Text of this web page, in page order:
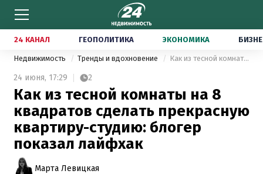
24 КАНАЛ ГЕОПОЛИТИКА ЭКОНОМИКА
Недвижимость Тренды и вдохновение Как из тесной комнаты на 8 квадратов сделать прекрасную квартиру-студию: блогер показал лайфхак
24 июня, 17:29 2
Как из тесной комнаты на 8
квадратов сделать прекрасную
квартиру-студию: блогер
показал лайфхак
Марта Левицкая